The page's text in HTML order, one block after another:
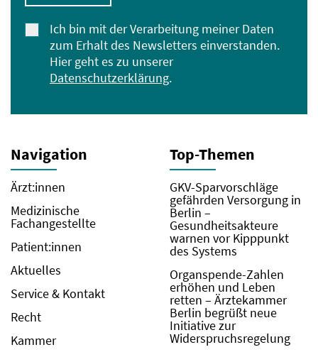
Ich bin mit der Verarbeitung meiner Daten
zum Erhalt des Newsletters einverstanden.
Hier geht es zu unserer
Datenschutzerklärung.
Navigation
Ärzt:innen
Medizinische
Fachangestellte
Patient:innen
Aktuelles
Service & Kontakt
Recht
Kammer
Top-Themen
GKV-Sparvorschläge
gefährden Versorgung in
Berlin –
Gesundheitsakteure
warnen vor Kipppunkt
des Systems
Organspende-Zahlen
erhöhen und Leben
retten – Ärztekammer
Berlin begrüßt neue
Initiative zur
Widerspruchsregelung